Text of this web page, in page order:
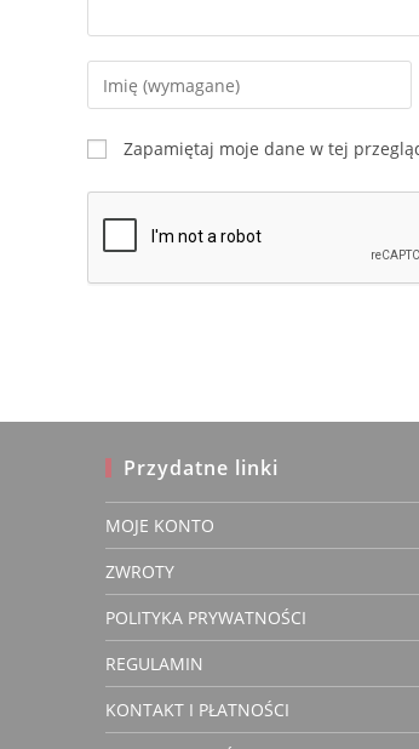
Enter
your
name
or
username
comment
Zapamiętaj moje dane w tej
Przydatne linki
MOJE KONTO
ZWROTY
POLITYKA PRYWATNOŚCI
REGULAMIN
KONTAKT I PŁATNOŚCI